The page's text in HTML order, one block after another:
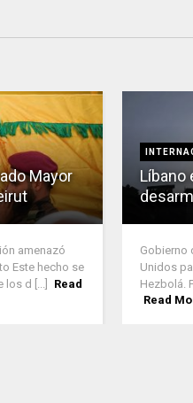
Mayor
amenazó
Este hecho se
d [...]
Read
Líbano
Gobierno
Unidos
Hezbolá.
Read